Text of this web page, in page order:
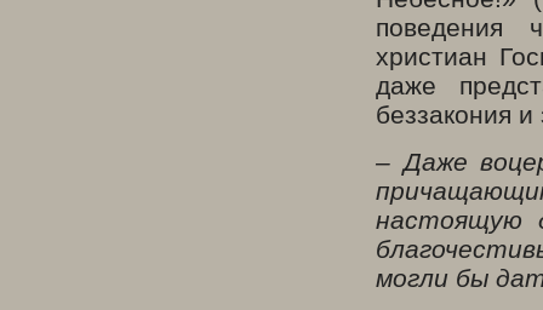
поведения
христиан
даже
беззакония и
– Даже
настоящую
могли бы